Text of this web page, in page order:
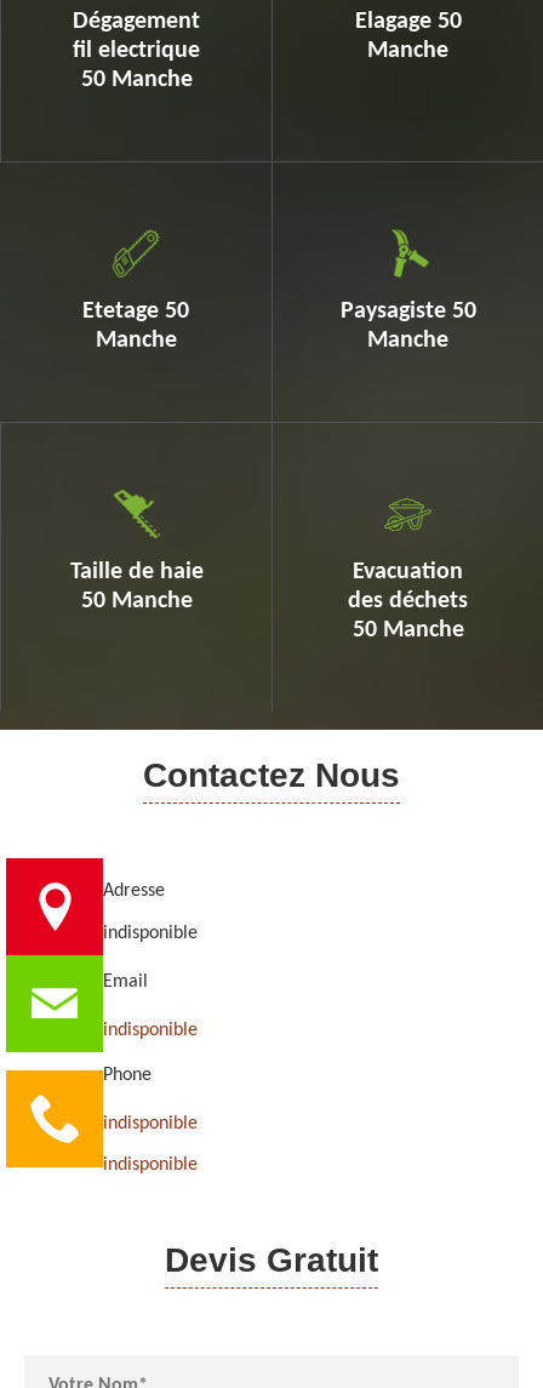
Dégagement
fil electrique
50 Manche
Elagage 50
Manche
Etetage 50
Manche
Paysagiste 50
Manche
Taille de haie
50 Manche
Evacuation
des déchets
50 Manche
Contactez Nous
Adresse
indisponible
Email
indisponible
Phone
indisponible
indisponible
Devis Gratuit